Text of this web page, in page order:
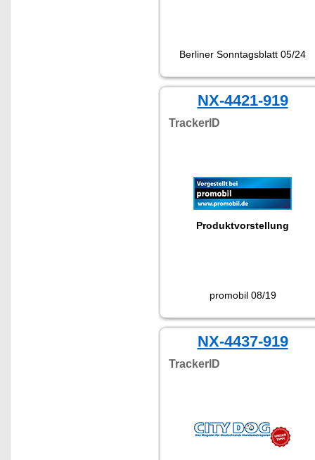
Berliner Sonntagsblatt 05/24
NX-4421-919
TrackerID
Produktvorstellung
promobil 08/19
NX-4437-919
TrackerID